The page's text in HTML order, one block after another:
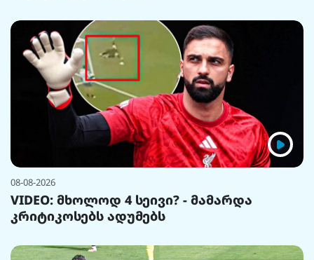
08-08-2026
VIDEO: მხოლოდ 4 სეივი? - მამარდა
კრიტიკოსებს ადუმებს